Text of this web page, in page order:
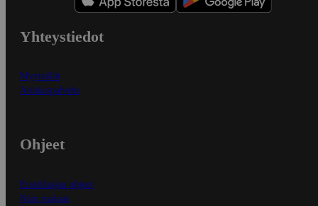
Yhteystiedot
Myymälät
Asiakaspalvelu
Ohjeet
Ensitilaajan ohjeet
Näin maksat